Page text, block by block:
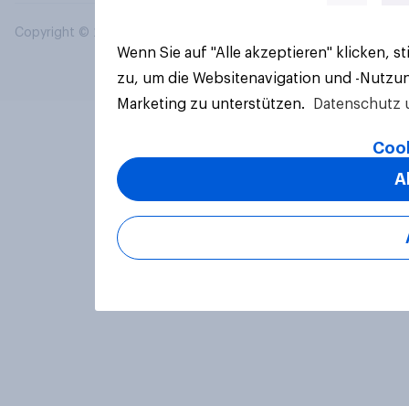
Copyright © 2026 YouGov PLC. Alle Rechte vorbehalten.
Wenn Sie auf "Alle akzeptieren" klicken,
zu, um die Websitenavigation und -
Marketing zu unterstützen.
Datenschutz